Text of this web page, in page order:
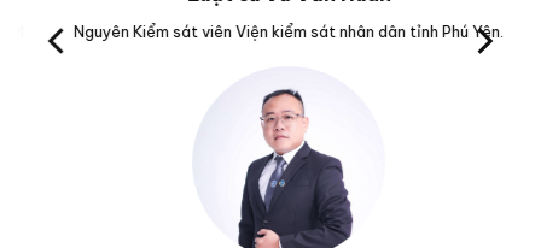
Nguyên Kiểm sát viên Viện kiểm sát nhân dân tỉnh Phú Yên.